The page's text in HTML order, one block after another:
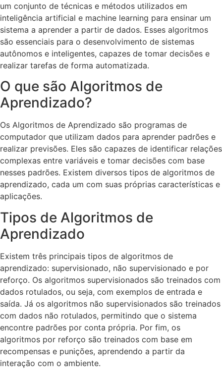
um conjunto de técnicas e métodos utilizados em
inteligência artificial e machine learning para ensinar um
sistema a aprender a partir de dados. Esses algoritmos
são essenciais para o desenvolvimento de sistemas
autônomos e inteligentes, capazes de tomar decisões e
realizar tarefas de forma automatizada.
O que são Algoritmos de
Aprendizado?
Os Algoritmos de Aprendizado são programas de
computador que utilizam dados para aprender padrões e
realizar previsões. Eles são capazes de identificar relações
complexas entre variáveis e tomar decisões com base
nesses padrões. Existem diversos tipos de algoritmos de
aprendizado, cada um com suas próprias características e
aplicações.
Tipos de Algoritmos de
Aprendizado
Existem três principais tipos de algoritmos de
aprendizado: supervisionado, não supervisionado e por
reforço. Os algoritmos supervisionados são treinados com
dados rotulados, ou seja, com exemplos de entrada e
saída. Já os algoritmos não supervisionados são treinados
com dados não rotulados, permitindo que o sistema
encontre padrões por conta própria. Por fim, os
algoritmos por reforço são treinados com base em
recompensas e punições, aprendendo a partir da
interação com o ambiente.